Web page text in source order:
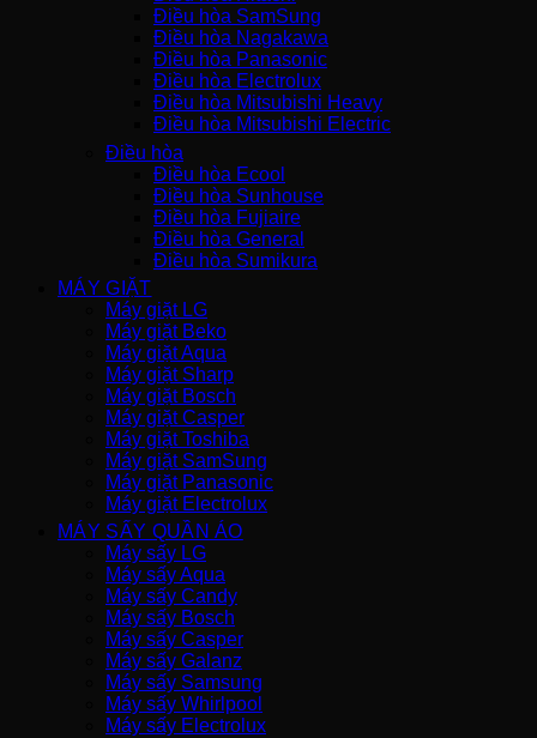
Điều hòa SamSung
Điều hòa Nagakawa
Điều hòa Panasonic
Điều hòa Electrolux
Điều hòa Mitsubishi Heavy
Điều hòa Mitsubishi Electric
Điều hòa
Điều hòa Ecool
Điều hòa Sunhouse
Điều hòa Fujiaire
Điều hòa General
Điều hòa Sumikura
MÁY GIẶT
Máy giặt LG
Máy giặt Beko
Máy giặt Aqua
Máy giặt Sharp
Máy giặt Bosch
Máy giặt Casper
Máy giặt Toshiba
Máy giặt SamSung
Máy giặt Panasonic
Máy giặt Electrolux
MÁY SẤY QUẦN ÁO
Máy sấy LG
Máy sấy Aqua
Máy sấy Candy
Máy sấy Bosch
Máy sấy Casper
Máy sấy Galanz
Máy sấy Samsung
Máy sấy Whirlpool
Máy sấy Electrolux